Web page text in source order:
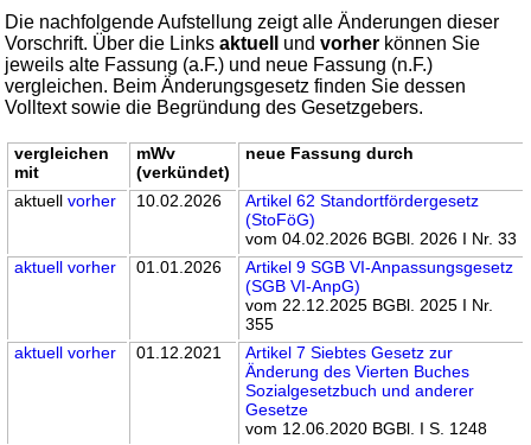
Die nachfolgende Aufstellung zeigt alle Änderungen dieser
Vorschrift. Über die Linksaktuell undvorher können Sie
jeweils alte Fassung (a.F.) und neue Fassung (n.F.)
vergleichen. Beim Änderungsgesetz finden Sie dessen
Volltext sowie die Begründung des Gesetzgebers.
vergleichen
mit
mWv
(verkündet)
neue Fassung durch
aktuellvorher 10.02.2026
Artikel 62 Standortfördergesetz
(StoFöG)
vom 04.02.2026 BGBl. 2026 I Nr. 33
aktuell vorher 01.01.2026
Artikel 9 SGB VI-Anpassungsgesetz
(SGB VI-AnpG)
vom 22.12.2025 BGBl. 2025 I Nr.
355
aktuell vorher 01.12.2021
Artikel 7 Siebtes Gesetz zur
Änderung des Vierten Buches
Sozialgesetzbuch und anderer
Gesetze
vom 12.06.2020 BGBl. I S. 1248